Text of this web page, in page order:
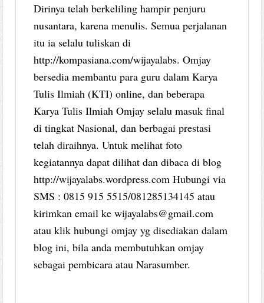
Dirinya telah berkeliling hampir penjuru
nusantara, karena menulis. Semua perjalanan
itu ia selalu tuliskan di
http://kompasiana.com/wijayalabs. Omjay
bersedia membantu para guru dalam Karya
Tulis Ilmiah (KTI) online, dan beberapa
Karya Tulis Ilmiah Omjay selalu masuk final
di tingkat Nasional, dan berbagai prestasi
telah diraihnya. Untuk melihat foto
kegiatannya dapat dilihat dan dibaca di blog
http://wijayalabs.wordpress.com Hubungi via
SMS : 0815 915 5515/081285134145 atau
kirimkan email ke wijayalabs@gmail.com
atau klik hubungi omjay yg disediakan dalam
blog ini, bila anda membutuhkan omjay
sebagai pembicara atau Narasumber.